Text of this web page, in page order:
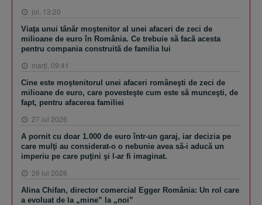
joi, 13:20
Viaţa unui tânăr moştenitor al unei afaceri de zeci de
milioane de euro în România. Ce trebuie să facă acesta
pentru compania construită de familia lui
marţi, 09:41
Cine este moştenitorul unei afaceri româneşti de zeci de
milioane de euro, care povesteşte cum este să munceşti, de
fapt, pentru afacerea familiei
27 iul 2026
A pornit cu doar 1.000 de euro într-un garaj, iar decizia pe
care mulţi au considerat-o o nebunie avea să-i aducă un
imperiu pe care puţini şi l-ar fi imaginat.
26 iul 2026
Alina Chifan, director comercial Egger România: Un rol care
a evoluat de la „mine” la „noi”